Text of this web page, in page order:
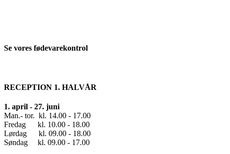
Se vores fødevarekontrol
RECEPTION 1. HALVÅR
1. april - 27. juni
Man.- tor. kl. 14.00 - 17.00
Fredag kl. 10.00 - 18.00
Lørdag kl. 09.00 - 18.00
Søndag kl. 09.00 - 17.00